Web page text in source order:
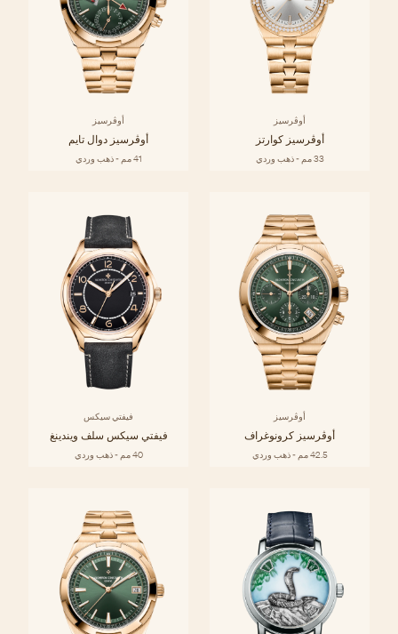
أوڤرسيز
أوڤرسيز كوارتز
33 مم - ذهب وردي
أوڤرسيز
أوڤرسيز دوال تايم
41 مم - ذهب وردي
أوڤرسيز
أوڤرسيز كرونوغراف
42.5 مم - ذهب وردي
فيفتي سيكس
فيفتي سيكس سلف ويندينغ
40 مم - ذهب وردي